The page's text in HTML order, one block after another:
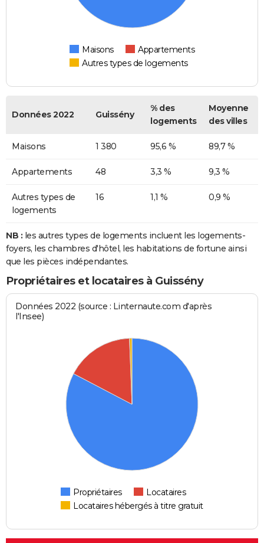
Maisons
Appartements
Autres types de logements
Données 2022 Guissény
% des
logements
Moyenne
des villes
Maisons 1 380 95,6 % 89,7 %
Appartements 48 3,3 % 9,3 %
Autres types de
logements
16 1,1 % 0,9 %
NB : les autres types de logements incluent les logements-
foyers, les chambres d'hôtel, les habitations de fortune ainsi
que les pièces indépendantes.
Propriétaires et locataires à Guissény
Données 2022 (source : Linternaute.com d'après
l'Insee)
Propriétaires
Locataires
Locataires hébergés à titre gratuit